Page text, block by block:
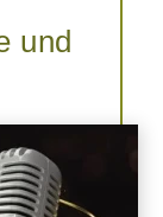
und